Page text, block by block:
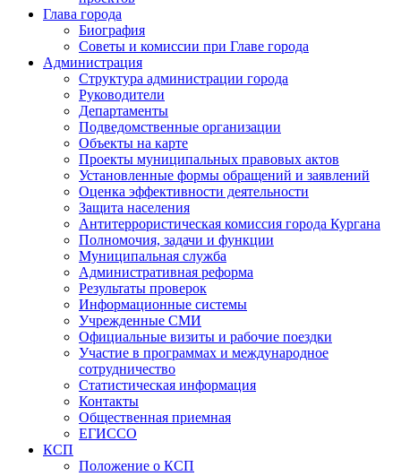
Глава города
Биография
Советы и комиссии при Главе города
Администрация
Структура администрации города
Руководители
Департаменты
Подведомственные организации
Объекты на карте
Проекты муниципальных правовых актов
Установленные формы обращений и заявлений
Оценка эффективности деятельности
Защита населения
Антитеррористическая комиссия города Кургана
Полномочия, задачи и функции
Муниципальная служба
Административная реформа
Результаты проверок
Информационные системы
Учрежденные СМИ
Официальные визиты и рабочие поездки
Участие в программах и международное
сотрудничество
Статистическая информация
Контакты
Общественная приемная
ЕГИССО
КСП
Положение о КСП